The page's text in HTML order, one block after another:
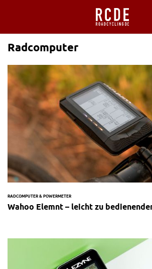
Radcomputer
RADCOMPUTER & POWERMETER
Wahoo Elemnt – leicht zu